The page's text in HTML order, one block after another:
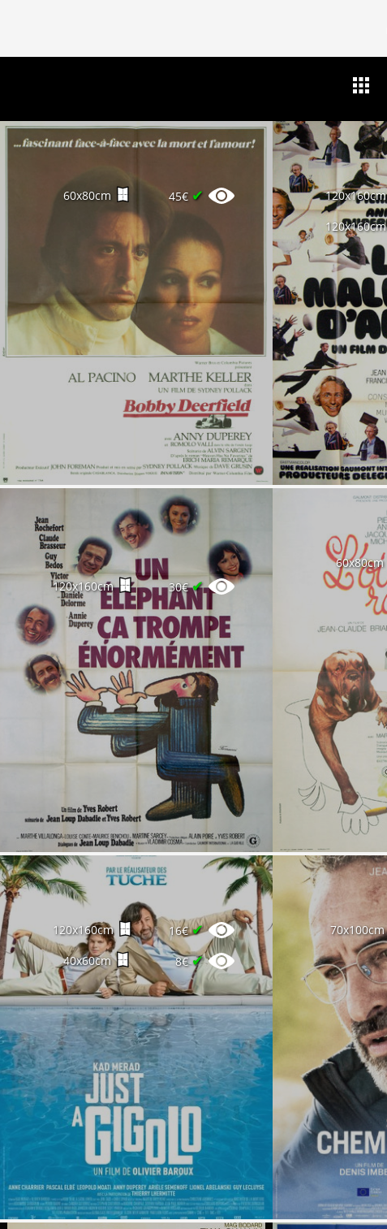
60x80cm 45€ ✔ 120x160cm
120x160cm
120x160cm 30€✔
60x80cm
120x160cm 16€✔
40x60cm 8€✔
70x100cm